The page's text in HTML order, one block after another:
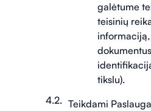
galėtume
teisinių
tikslu).
Teikdami